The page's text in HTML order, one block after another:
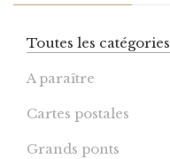
Toutes les catégories
A paraître
Cartes postales
Grands ponts